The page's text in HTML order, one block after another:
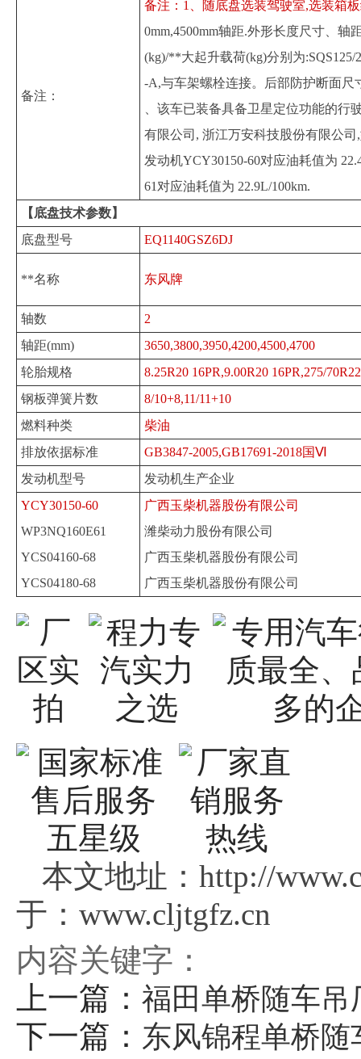
备注：
备注：1、随底盘选装驾驶室,选装箱
0mm,4500mm轴距.外形长度尺寸、
(kg)/**大起升载荷(kg)分别为:SQS125/
-A,与车架螺栓连接。后部防护断面尺
、该车已装备具备卫星定位功能的
有限公司, 浙江万安科技股份有限公司
发动机YCY30150-60对应油耗值为
61对应油耗值为 22.9L/100km.
【底盘技术参数】
底盘型号
EQ1140GSZ6DJ
**名称 东风牌
轴数
2
轴距(mm)
3650,3800,3950,4200,4500,4700
轮胎规格
8.25R20 16PR,9.00R20 16PR,275/
钢板弹簧片数
8/10+8,11/11+10
燃料种类
柴油
排放依据标准
GB3847-2005,GB17691-2018国Ⅵ
发动机型号
发动机生产企业
YCY30150-60
WP3NQ160E61
YCS04160-68
YCS04180-68
广西玉柴机器股份有限公司
潍柴动力股份有限公司
广西玉柴机器股份有限公司
广西玉柴机器股份有限公司
本文地址：http://
于：www.cljtgfz.cn
内容关键字：
上一篇： 福田单桥随车吊
下一篇： 东风锦程单桥随